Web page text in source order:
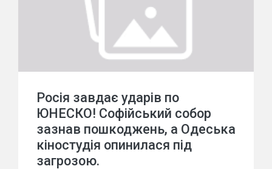
Росія завдає ударів по
ЮНЕСКО! Софійський собор
зазнав пошкоджень, а Одеська
кіностудія опинилася під
загрозою.